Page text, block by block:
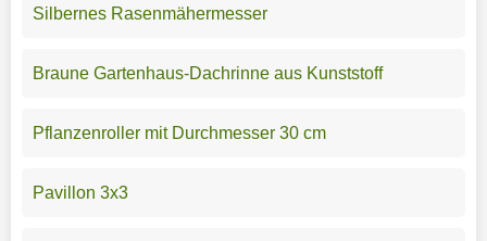
Silbernes Rasenmähermesser
Braune Gartenhaus-Dachrinne aus Kunststoff
Pflanzenroller mit Durchmesser 30 cm
Pavillon 3x3